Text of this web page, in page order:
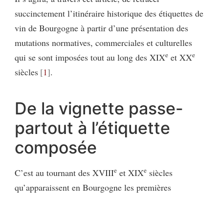
succinctement l’itinéraire historique des étiquettes de
vin de Bourgogne à partir d’une présentation des
mutations normatives, commerciales et culturelles
qui se sont imposées tout au long des XIXe et XXe
siècles 1 .
De la vignette passe-
partout à l’étiquette
composée
C’est au tournant des XVIIIe et XIXe siècles
qu’apparaissent en Bourgogne les premières